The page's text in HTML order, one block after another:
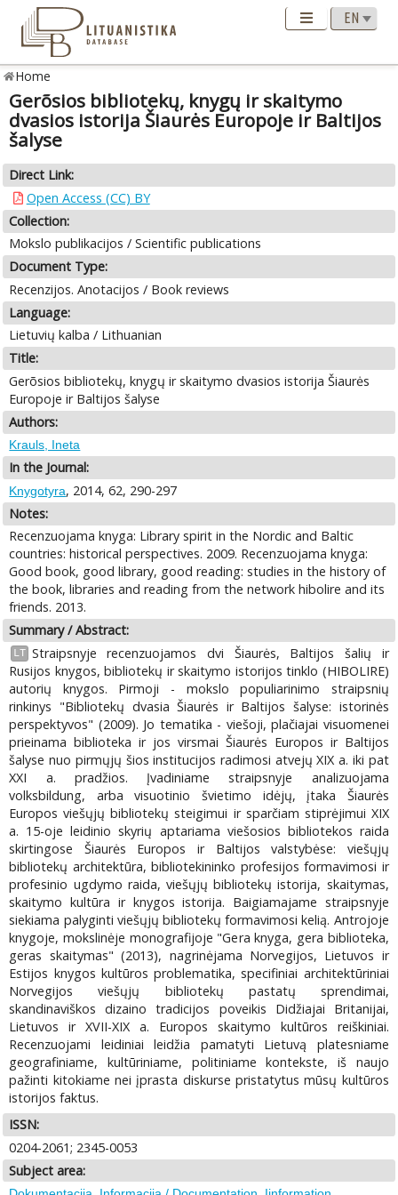
Home
Gerõsios bibliotekų, knygų ir skaitymo
dvasios istorija Šiaurės Europoje ir Baltijos
šalyse
Direct Link:
Open Access (CC) BY
Collection:
Mokslo publikacijos / Scientific publications
Document Type:
Recenzijos. Anotacijos / Book reviews
Language:
Lietuvių kalba / Lithuanian
Title:
Gerõsios bibliotekų, knygų ir skaitymo dvasios istorija Šiaurės
Europoje ir Baltijos šalyse
Authors:
Krauls, Ineta
In the Journal:
Knygotyra, 2014, 62, 290-297
Notes:
Recenzuojama knyga: Library spirit in the Nordic and Baltic
countries: historical perspectives. 2009. Recenzuojama knyga:
Good book, good library, good reading: studies in the history of
the book, libraries and reading from the network hibolire and its
friends. 2013.
Summary / Abstract:
LT Straipsnyje recenzuojamos dvi Šiaurės, Baltijos šalių ir
Rusijos knygos, bibliotekų ir skaitymo istorijos tinklo (HIBOLIRE)
autorių knygos. Pirmoji - mokslo populiarinimo straipsnių
rinkinys "Bibliotekų dvasia Šiaurės ir Baltijos šalyse: istorinės
perspektyvos" (2009). Jo tematika - viešoji, plačiajai visuomenei
prieinama biblioteka ir jos virsmai Šiaurės Europos ir Baltijos
šalyse nuo pirmųjų šios institucijos radimosi atvejų XIX a. iki pat
XXI a. pradžios. Įvadiniame straipsnyje analizuojama
volksbildung, arba visuotinio švietimo idėjų, įtaka Šiaurės
Europos viešųjų bibliotekų steigimui ir sparčiam stiprėjimui XIX
a. 15-oje leidinio skyrių aptariama viešosios bibliotekos raida
skirtingose Šiaurės Europos ir Baltijos valstybėse: viešųjų
bibliotekų architektūra, bibliotekininko profesijos formavimosi ir
profesinio ugdymo raida, viešųjų bibliotekų istorija, skaitymas,
skaitymo kultūra ir knygos istorija. Baigiamajame straipsnyje
siekiama palyginti viešųjų bibliotekų formavimosi kelią. Antrojoje
knygoje, mokslinėje monografijoje "Gera knyga, gera biblioteka,
geras skaitymas" (2013), nagrinėjama Norvegijos, Lietuvos ir
Estijos knygos kultūros problematika, specifiniai architektūriniai
Norvegijos viešųjų bibliotekų pastatų sprendimai,
skandinaviškos dizaino tradicijos poveikis Didžiajai Britanijai,
Lietuvos ir XVII-XIX a. Europos skaitymo kultūros reiškiniai.
Recenzuojami leidiniai leidžia pamatyti Lietuvą platesniame
geografiniame, kultūriniame, politiniame kontekste, iš naujo
pažinti kitokiame nei įprasta diskurse pristatytus mūsų kultūros
istorijos faktus.
ISSN:
0204-2061; 2345-0053
Subject area: